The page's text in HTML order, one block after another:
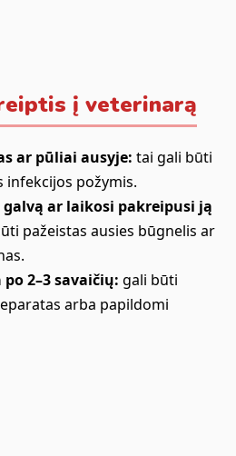
į veterinarą
ar pūliai ausyje: tai gali būti
požymis.
ar laikosi pakreipusi ją
pažeistas ausies būgnelis ar
2–3 savaičių: gali būti
arba papildomi